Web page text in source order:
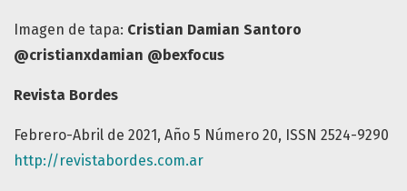
Imagen de tapa: Cristian Damian Santoro
@cristianxdamian @bexfocus
Revista Bordes
Febrero-Abril de 2021, Año 5 Número 20, ISSN 2524-9290
http://revistabordes.com.ar